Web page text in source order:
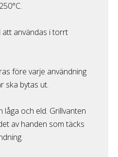
att användas i torrt
före varje användning
ska bytas ut.
låga och eld. Grillvanten
av handen som täcks